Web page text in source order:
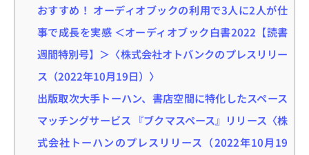
おすすめ！ オーディオブックの利用で3人に2人が仕
事で成長を実感 ＜オーディオブック白書2022【読書
週間特別号】＞〈株式会社オトバンクのプレスリリー
ス（2022年10月19日）〉
出版取次大手トーハン、書店空間に特化したスペース
マッチングサービス 『ブクマスペース』リリース〈株
式会社トーハンのプレスリリース（2022年10月19